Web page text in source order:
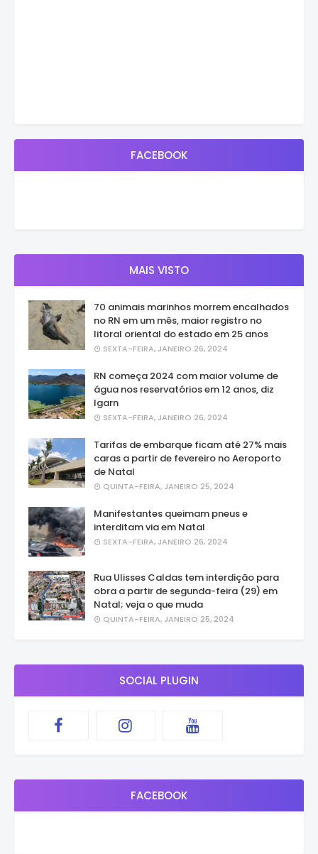
FACEBOOK
MAIS VISTO
70 animais marinhos morrem encalhados
no RN em um mês, maior registro no
litoral oriental do estado em 25 anos
SEXTA-FEIRA, JANEIRO 26, 2024
RN começa 2024 com maior volume de
água nos reservatórios em 12 anos, diz
Igarn
SEXTA-FEIRA, JANEIRO 26, 2024
Tarifas de embarque ficam até 27% mais
caras a partir de fevereiro no Aeroporto
de Natal
QUINTA-FEIRA, JANEIRO 25, 2024
Manifestantes queimam pneus e
interditam via em Natal
SEXTA-FEIRA, JANEIRO 26, 2024
Rua Ulisses Caldas tem interdição para
obra a partir de segunda-feira (29) em
Natal; veja o que muda
QUINTA-FEIRA, JANEIRO 25, 2024
SOCIAL PLUGIN
FACEBOOK